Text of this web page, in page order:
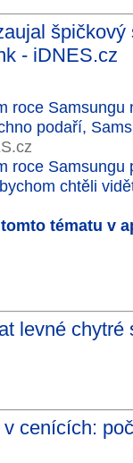
- iDNES.cz
roce Samsungu
podaří,
roce Samsungu
chtěli
tématu v
levné
cenících: